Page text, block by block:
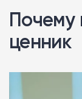
Почему
ценник